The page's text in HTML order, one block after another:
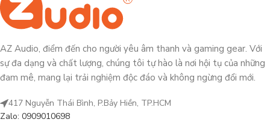
AZ Audio, điểm đến cho người yêu âm thanh và gaming gear. Với
sự đa dạng và chất lượng, chúng tôi tự hào là nơi hội tụ của những
đam mê, mang lại trải nghiệm độc đáo và không ngừng đổi mới.
417 Nguyễn Thái Bình, P.Bảy Hiền, TP.HCM
Zalo: 0909010698